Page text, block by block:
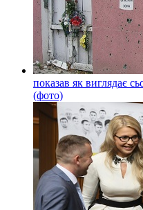
показав як виглядає
(фото)